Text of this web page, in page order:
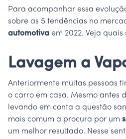
Para acompanhar essa
sobre as 5 tendências no
automotiva em 2022. Veja quais
Lavagem a
Anteriormente muitas pessoas
o carro em casa. Mesmo antes
levando em conta a questão
mais comum a procura por um
um melhor resultado. Nesse